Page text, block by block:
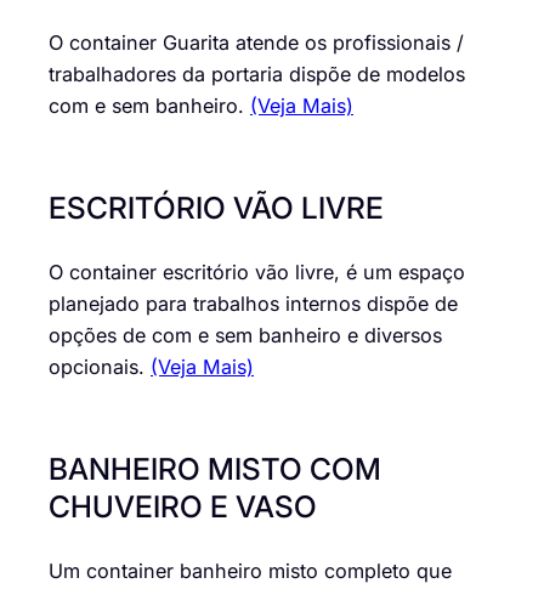
O container Guarita atende os profissionais /
trabalhadores da portaria dispõe de modelos
com e sem banheiro. (Veja Mais)
ESCRITÓRIO VÃO LIVRE
O container escritório vão livre, é um espaço
planejado para trabalhos internos dispõe de
opções de com e sem banheiro e diversos
opcionais. (Veja Mais)
BANHEIRO MISTO COM
CHUVEIRO E VASO
Um container banheiro misto completo que